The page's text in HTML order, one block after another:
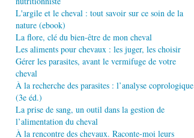
L'argile et le cheval : tout savoir sur ce soin de la
nature (ebook)
La flore, clé du bien-être de mon cheval
Les aliments pour chevaux : les juger, les choisir
Gérer les parasites, avant le vermifuge de votre
cheval
À la recherche des parasites : l’analyse coprologique
(3e éd.)
La prise de sang, un outil dans la gestion de
l’alimentation du cheval
À la rencontre des chevaux. Raconte-moi leurs